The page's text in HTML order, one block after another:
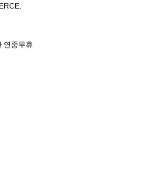
연중무휴